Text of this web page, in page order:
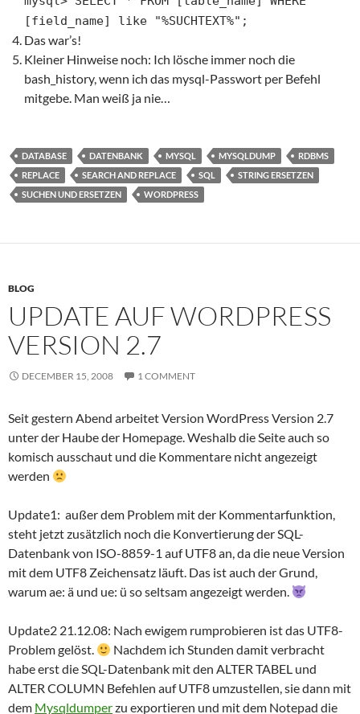
[field_name] like "%SUCHTEXT%";
Das war’s!
Kleiner Hinweise noch: Ich lösche immer noch die
bash_history, wenn ich das mysql-Passwort per Befehl
mitgebe. Man weiß ja nie…
DATABASE DATENBANK MYSQL MYSQLDUMP
RDBMS
REPLACE
SEARCH AND REPLACE SQL
STRING ERSETZEN
SUCHEN UND ERSETZEN
WORDPRESS
BLOG
UPDATE AUF WORDPRESS
VERSION 2.7
DECEMBER 15, 2008 1 COMMENT
Seit gestern Abend arbeitet Version WordPress Version 2.7
unter der Haube der Homepage. Weshalb die Seite auch so
komisch ausschaut und die Kommentare nicht angezeigt
werden
Update1: außer dem Problem mit der Kommentarfunktion,
steht jetzt zusätzlich noch die Konvertierung der SQL-
Datenbank von ISO-8859-1 auf UTF8 an, da die neue Version
mit dem UTF8 Zeichensatz läuft. Das ist auch der Grund,
warum ae: ä und ue: ü so seltsam angezeigt werden.
Update2 21.12.08: Nach ewigem rumprobieren ist das UTF8-
Problem gelöst.
Nachdem ich Stunden damit verbracht
habe erst die SQL-Datenbank mit den ALTER TABEL und
ALTER COLUMN Befehlen auf UTF8 umzustellen, sie dann mit
dem Mysqldumperzu exportieren und mit dem Notepad die